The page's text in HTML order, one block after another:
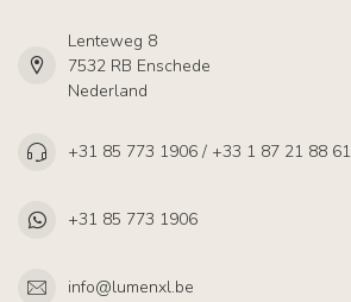
Lenteweg 8
7532 RB Enschede
Nederland
+31 85 773 1906 / +33 1 87 21 88 61
+31 85 773 1906
info@lumenxl.be